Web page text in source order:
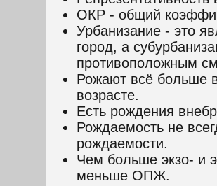
ОКР - общий
Урбанизание - это
город, а
противоположным
Рожают всё больше
возрасте.
Есть рождения
Рождаемость не
рождаемости.
Чем больше экзо- и
меньше ОПЖ.